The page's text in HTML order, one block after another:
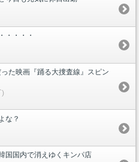
・・・・
た映画『踊る大捜査線』スピン
な？
国国内で消えゆくキンパ店